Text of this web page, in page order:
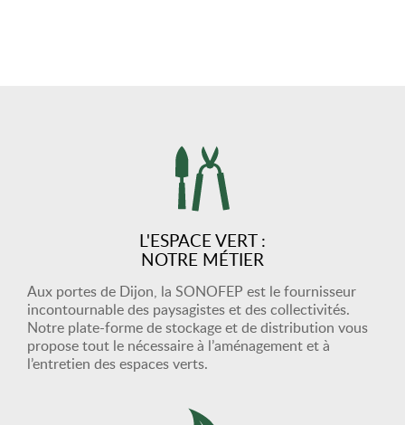
L'ESPACE VERT :
NOTRE MÉTIER
Aux portes de Dijon, la SONOFEP est le fournisseur
incontournable des paysagistes et des collectivités.
Notre plate-forme de stockage et de distribution vous
propose tout le nécessaire à l’aménagement et à
l’entretien des espaces verts.